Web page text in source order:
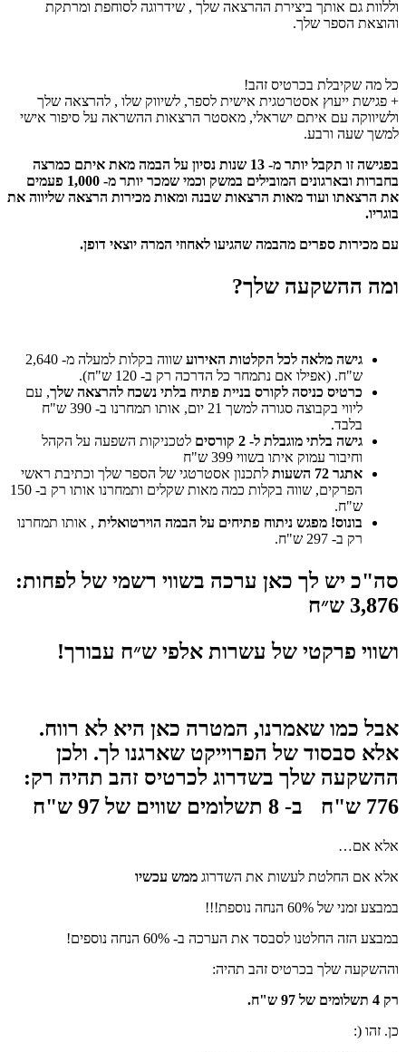
וללוות גם אותך ביצירת ההרצאה שלך , שידרוגה לסוחפת ומרתקת
והוצאת הספר שלך.
כל מה שקיבלת בכרטיס זהב!
+ פגישת ייעוץ אסטרטגית אישית לספר, לשיווק שלו , להרצאה שלך
ולשיווקה עם איתם ישראלי, מאסטר הרצאות ההשראה על סיפור אישי
למשך שעה ורבע.
בפגישה זו תקבל יותר מ- 13 שנות נסיון על הבמה מאת איתם כמרצה
בחברות ובארגונים המובילים במשק וכמי שמכר יותר מ- 1,000 פעמים
את הרצאתו ועוד מאות הרצאות שבנה ומאות מכירות הרצאה שליווה את
בוגריו.
עם מכירות ספרים מהבמה שהגיעו לאחוזי המרה יוצאי דופן.
ומה ההשקעה שלך?
גישה מלאה לכל הקלטות האירוע
שווה בקלות למעלה מ- 2,640
ש"ח. (אפילו אם נתמחר כל הדרכה רק ב- 120 ש"ח).
כרטיס כניסה לקורס בניית פתיח בלתי נשכח להרצאה שלך, עם
ליווי בקבוצה סגורה למשך 21 יום, אותו תמחרנו ב- 390 ש"ח
בלבד.
גישה בלתי מוגבלת ל- 2 קורסים
לטכניקות השפעה על הקהל
וחיבור עמוק איתו בשווי 399 ש"ח
אתגר 72 השעות
לתכנון אסטרטגי של הספר שלך וכתיבת ראשי
הפרקים, שווה בקלות כמה מאות שקלים ותמחרנו אותו רק ב- 150
ש"ח.
בונוס! מפגש ניתוח פתיחים על הבמה הוירטואלית , אותו תמחרנו
רק ב- 297 ש"ח.
סה"כ יש לך כאן ערכה בשווי רשמי של לפחות:
3,876 ש״ח
ושווי פרקטי של עשרות אלפי ש״ח עבורך!
אבל כמו שאמרנו, המטרה כאן היא לא רווח.
אלא סבסוד של הפרוייקט שארגנו לך. ולכן
ההשקעה שלך בשדרוג לכרטיס זהב תהיה רק:
776 ש"ח ב- 8 תשלומים שווים של 97 ש"ח
אלא אם…
אלא אם החלטת לעשות את השדרוג ממש עכשיו
במבצע זמני של 60% הנחה נוספת!!!
במבצע הזה החלטנו לסבסד את הערכה ב- 60% הנחה נוספים!
וההשקעה שלך בכרטיס זהב תהיה:
רק 4 תשלומים של 97 ש"ח.
כן. זהו (: